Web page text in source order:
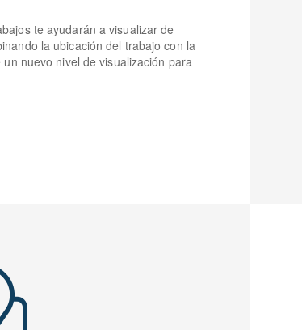
te ayudarán a visualizar de
la ubicación del trabajo con la
nuevo nivel de visualización para